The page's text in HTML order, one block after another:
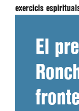
exercicis
El